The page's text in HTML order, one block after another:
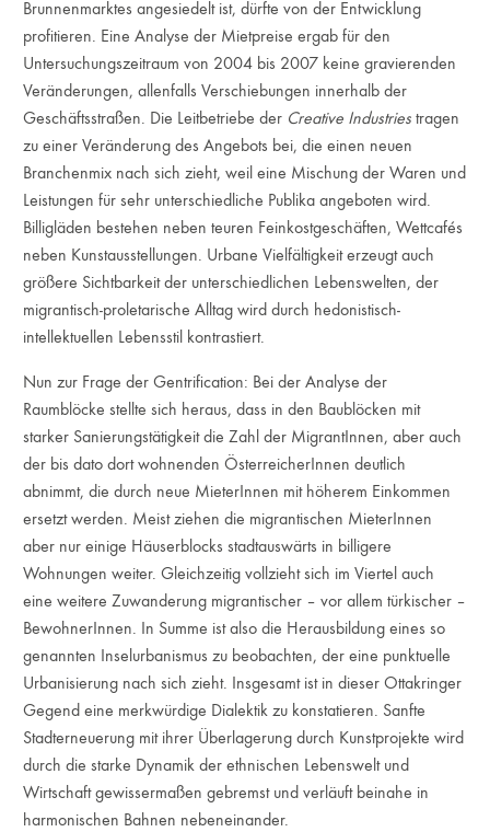
Brunnenmarktes angesiedelt ist, dürfte von der Entwicklung
profitieren. Eine Analyse der Mietpreise ergab für den
Untersuchungszeitraum von 2004 bis 2007 keine gravierenden
Veränderungen, allenfalls Verschiebungen innerhalb der
Geschäftsstraßen. Die Leitbetriebe der Creative Industries tragen
zu einer Veränderung des Angebots bei, die einen neuen
Branchenmix nach sich zieht, weil eine Mischung der Waren und
Leistungen für sehr unterschiedliche Publika angeboten wird.
Billigläden bestehen neben teuren Feinkostgeschäften, Wettcafés
neben Kunstausstellungen. Urbane Vielfältigkeit erzeugt auch
größere Sichtbarkeit der unterschiedlichen Lebenswelten, der
migrantisch-proletarische Alltag wird durch hedonistisch-
intellektuellen Lebensstil kontrastiert.
Nun zur Frage der Gentrification: Bei der Analyse der
Raumblöcke stellte sich heraus, dass in den Baublöcken mit
starker Sanierungstätigkeit die Zahl der MigrantInnen, aber auch
der bis dato dort wohnenden ÖsterreicherInnen deutlich
abnimmt, die durch neue MieterInnen mit höherem Einkommen
ersetzt werden. Meist ziehen die migrantischen MieterInnen
aber nur einige Häuserblocks stadtauswärts in billigere
Wohnungen weiter. Gleichzeitig vollzieht sich im Viertel auch
eine weitere Zuwanderung migrantischer – vor allem türkischer –
BewohnerInnen. In Summe ist also die Herausbildung eines so
genannten Inselurbanismus zu beobachten, der eine punktuelle
Urbanisierung nach sich zieht. Insgesamt ist in dieser Ottakringer
Gegend eine merkwürdige Dialektik zu konstatieren. Sanfte
Stadterneuerung mit ihrer Überlagerung durch Kunstprojekte wird
durch die starke Dynamik der ethnischen Lebenswelt und
Wirtschaft gewissermaßen gebremst und verläuft beinahe in
harmonischen Bahnen nebeneinander.